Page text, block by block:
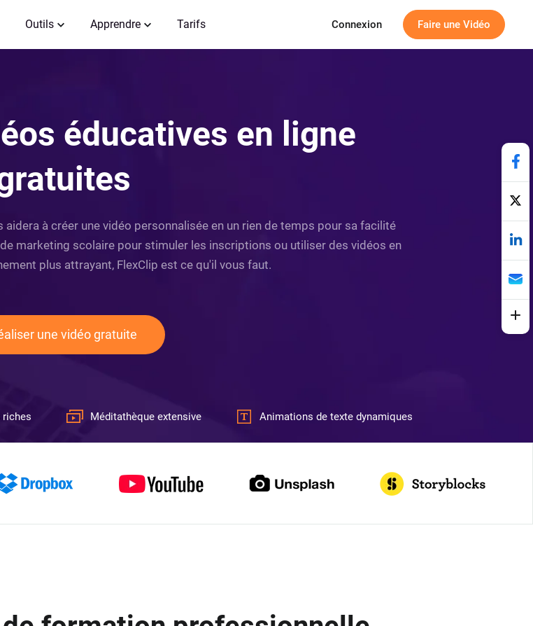
Outils Apprendre Tarifs Connexion Faire une Vidéo
éducatives en ligne
à créer une vidéo personnalisée en un rien de temps pour sa facilité
marketing scolaire pour stimuler les inscriptions ou utiliser des vidéos en
plus attrayant, FlexClip est ce qu'il vous faut.
une vidéo gratuite
riches Méditathèque extensive Animations de texte dynamiques